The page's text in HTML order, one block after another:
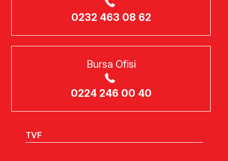
0232 463 08 62
Bursa Ofisi
0224 246 00 40
TVF